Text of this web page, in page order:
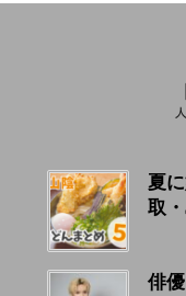
夏
取
俳